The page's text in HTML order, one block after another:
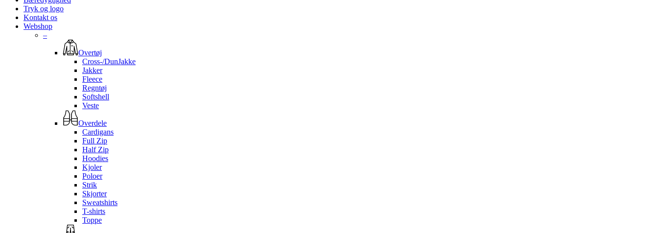
Tryk og logo
Kontakt os
Webshop
–
Overtøj
Cross-/DunJakke
Jakker
Fleece
Regntøj
Softshell
Veste
Overdele
Cardigans
Full Zip
Half Zip
Hoodies
Kjoler
Poloer
Strik
Skjorter
Sweatshirts
T-shirts
Toppe